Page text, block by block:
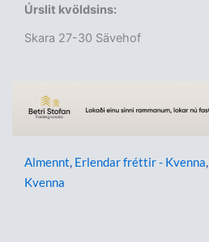
Úrslit kvöldsins:
Skara 27-30 Sävehof
Almennt, Erlendar fréttir - Kvenna,
Kvenna